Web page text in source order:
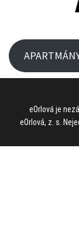
eOrlová je
eOrlová, z. s.